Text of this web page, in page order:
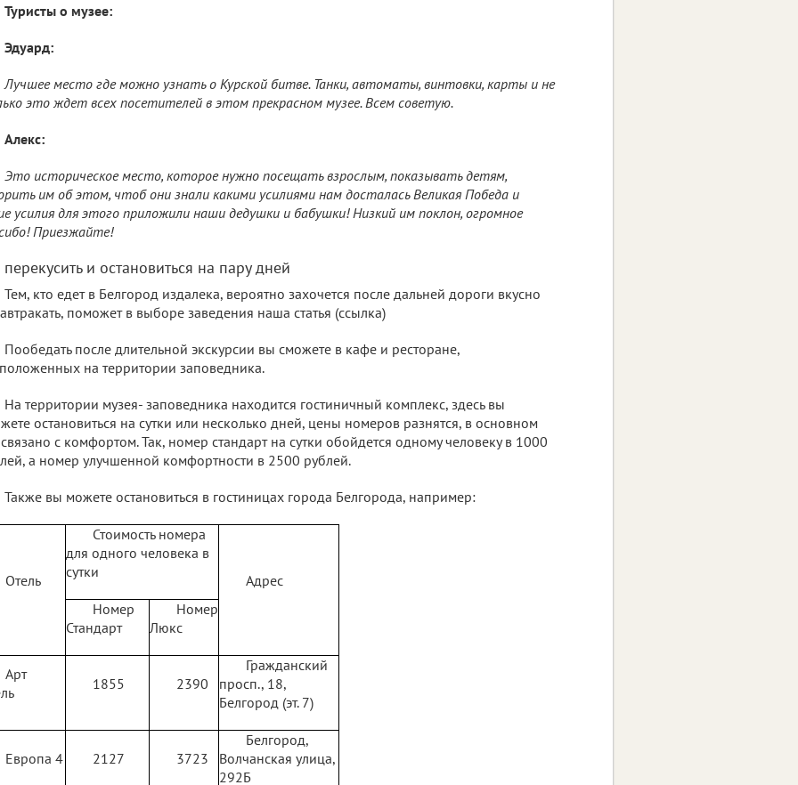
Туристы о музее:
Эдуард:
Лучшее место где можно узнать о Курской битве. Танки, автоматы, винтовки, карты и не
это ждет всех посетителей в этом прекрасном музее. Всем советую.
Алекс:
Это историческое место, которое нужно посещать взрослым, показывать детям,
им об этом, чтоб они знали какими усилиями нам досталась Великая Победа и
усилия для этого приложили наши дедушки и бабушки! Низкий им поклон, огромное
Приезжайте!
перекусить и остановиться на пару дней
Тем, кто едет в Белгород издалека, вероятно захочется после дальней дороги вкусно
поможет в выборе заведения наша статья (ссылка)
Пообедать после длительной экскурсии вы сможете в кафе и ресторане,
на территории заповедника.
На территории музея- заповедника находится гостиничный комплекс, здесь вы
остановиться на сутки или несколько дней, цены номеров разнятся, в основном
с комфортом. Так, номер стандарт на сутки обойдется одному человеку в 1000
а номер улучшенной комфортности в 2500 рублей.
Также вы можете остановиться в гостиницах города Белгорода, например:
Отель
Стоимость номера
для одного человека в
сутки
Адрес
Номер
Стандарт
Номер
Люкс
Арт
1855 2390
Гражданский
просп., 18,
Белгород (эт. 7)
Европа 4 2127 3723
Белгород,
Волчанская улица,
292Б